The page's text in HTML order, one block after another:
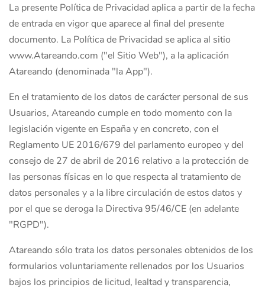
La presente Política de Privacidad aplica a partir de la fecha
de entrada en vigor que aparece al final del presente
documento. La Política de Privacidad se aplica al sitio
www.Atareando.com ("el Sitio Web"), a la aplicación
Atareando (denominada "la App").
En el tratamiento de los datos de carácter personal de sus
Usuarios, Atareando cumple en todo momento con la
legislación vigente en España y en concreto, con el
Reglamento UE 2016/679 del parlamento europeo y del
consejo de 27 de abril de 2016 relativo a la protección de
las personas físicas en lo que respecta al tratamiento de
datos personales y a la libre circulación de estos datos y
por el que se deroga la Directiva 95/46/CE (en adelante
"RGPD").
Atareando sólo trata los datos personales obtenidos de los
formularios voluntariamente rellenados por los Usuarios
bajos los principios de licitud, lealtad y transparencia,